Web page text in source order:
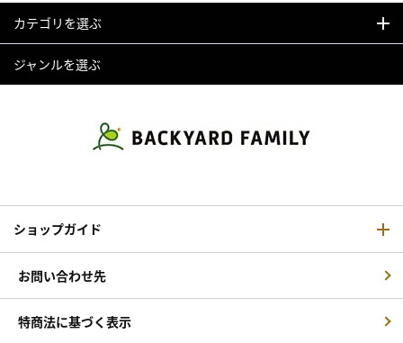
カテゴリを選ぶ
ジャンルを選ぶ
ショップガイド
お問い合わせ先
特商法に基づく表示